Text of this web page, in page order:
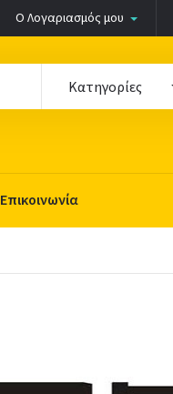
Ο Λογαριασμός μου
Επικοινωνία